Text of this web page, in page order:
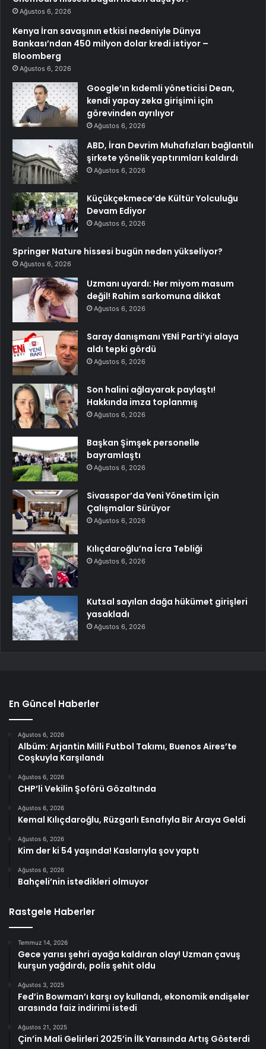
Ağustos 6, 2026
Kenya İran savaşının etkisi nedeniyle Dünya
Bankası’ndan 450 milyon dolar kredi istiyor –
Bloomberg
Ağustos 6, 2026
Google’ın kıdemli yöneticisi Dean,
kendi yapay zeka girişimi için
görevinden ayrılıyor
Ağustos 6, 2026
ABD, İran Devrim Muhafızları bağlantılı
şirkete yönelik yaptırımları kaldırdı
Ağustos 6, 2026
Küçükçekmece’de Kültür Yolculuğu
Devam Ediyor
Ağustos 6, 2026
Springer Nature hissesi bugün neden yükseliyor?
Ağustos 6, 2026
Uzmanı uyardı: Her miyom masum
değil! Rahim sarkomuna dikkat
Ağustos 6, 2026
Saray danışmanı YENİ Parti’yi alaya
aldı tepki gördü
Ağustos 6, 2026
Son halini ağlayarak paylaştı!
Hakkında imza toplanmış
Ağustos 6, 2026
Başkan Şimşek personelle
bayramlaştı
Ağustos 6, 2026
Sivasspor’da Yeni Yönetim İçin
Çalışmalar Sürüyor
Ağustos 6, 2026
Kılıçdaroğlu’na İcra Tebliği
Ağustos 6, 2026
Kutsal sayılan dağa hükümet girişleri
yasakladı
Ağustos 6, 2026
En Güncel Haberler
Ağustos 6, 2026
Albüm: Arjantin Milli Futbol Takımı, Buenos Aires’te
Coşkuyla Karşılandı
Ağustos 6, 2026
CHP’li Vekilin Şoförü Gözaltında
Ağustos 6, 2026
Kemal Kılıçdaroğlu, Rüzgarlı Esnafıyla Bir Araya Geldi
Ağustos 6, 2026
Kim der ki 54 yaşında! Kaslarıyla şov yaptı
Ağustos 6, 2026
Bahçeli’nin istedikleri olmuyor
Rastgele Haberler
Temmuz 14, 2026
Gece yarısı şehri ayağa kaldıran olay! Uzman çavuş
kurşun yağdırdı, polis şehit oldu
Ağustos 3, 2025
Fed’in Bowman’ı karşı oy kullandı, ekonomik endişeler
arasında faiz indirimi istedi
Ağustos 21, 2025
Çin’in Mali Gelirleri 2025’in İlk Yarısında Artış Gösterdi